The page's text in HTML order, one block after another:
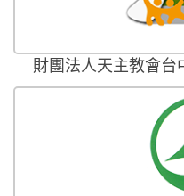
財團法人天主教會台